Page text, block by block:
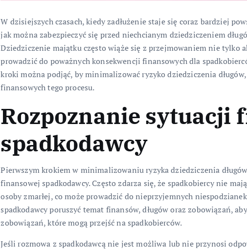
W dzisiejszych czasach, kiedy zadłużenie staje się coraz bardziej
jak można zabezpieczyć się przed niechcianym dziedziczeniem
Dziedziczenie majątku często wiąże się z przejmowaniem nie tylko
prowadzić do poważnych konsekwencji finansowych dla
kroki można podjąć, by minimalizować ryzyko dziedziczenia
finansowych tego procesu.
Rozpoznanie sytuacji
spadkodawcy
Pierwszym krokiem w minimalizowaniu ryzyka dziedziczenia
finansowej spadkodawcy. Często zdarza się, że spadkobiercy nie
osoby zmarłej, co może prowadzić do nieprzyjemnych
spadkodawcy poruszyć temat finansów, długów oraz zobowiązań,
zobowiązań, które mogą przejść na spadkobierców.
Jeśli rozmowa z spadkodawcą nie jest możliwa lub nie przynosi